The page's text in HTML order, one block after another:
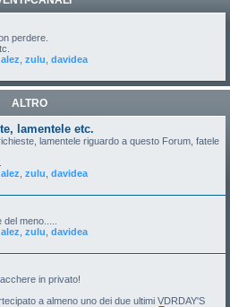
perdere.
alez zulu davidea
ALTRO
lamentele etc.
lamentele riguardo a questo Forum, fatele
alez zulu davidea
meno.....
alez zulu davidea
in privato!
a almeno uno dei due ultimi VDRDAY'S